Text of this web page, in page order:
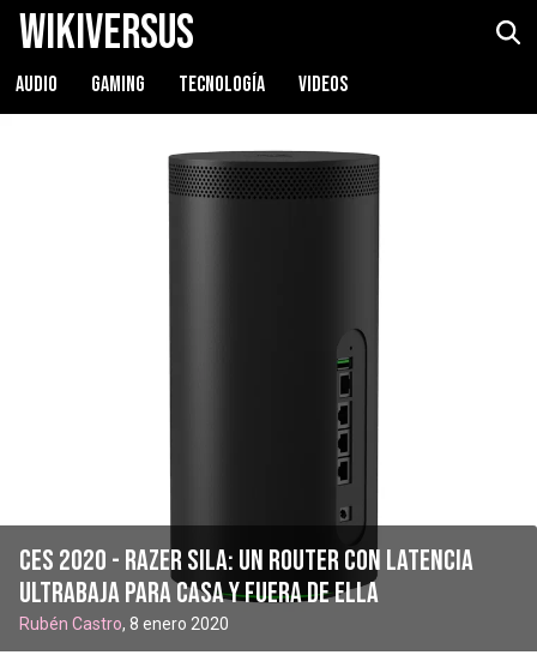
WikiVersus
AUDIO GAMING TECNOLOGÍA VIDEOS
CES 2020 - Razer Sila: un router con latencia
ultrabaja para casa y fuera de ella
Rubén Castro, 8 enero 2020